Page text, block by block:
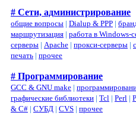
# Сети, администрирование
общие вопросы | Dialup & PPP |
маршрутизация | работа в Windows-
серверы | Apache | прокси-серверы |
печать | прочее
# Программирование
GCC & GNU make |
графические библиотеки | Tcl | Perl |
& C# | СУБД | CVS | прочее